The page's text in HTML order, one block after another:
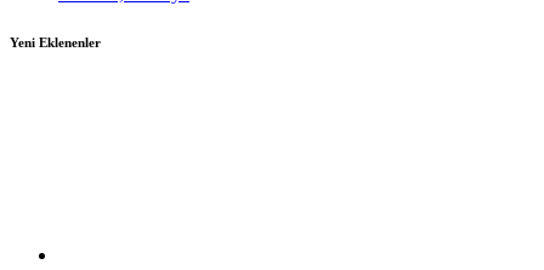
Yeni Eklenenler